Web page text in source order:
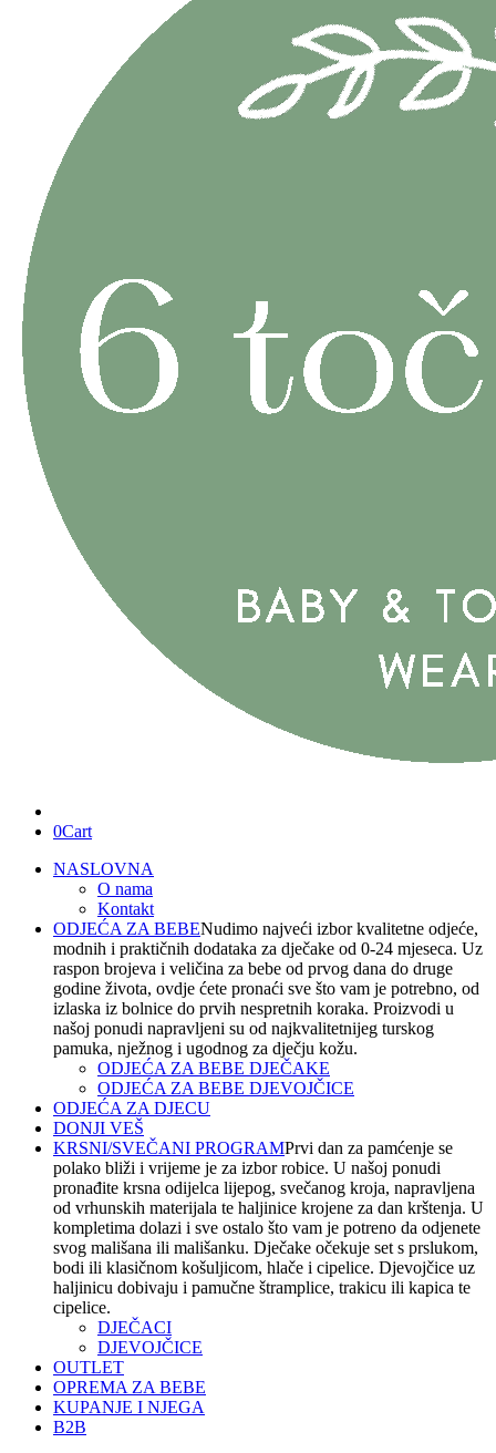
0Cart
NASLOVNA
O nama
Kontakt
ODJEĆA ZA BEBENudimo najveći izbor kvalitetne odjeće,
modnih i praktičnih dodataka za dječake od 0-24 mjeseca. Uz
raspon brojeva i veličina za bebe od prvog dana do druge
godine života, ovdje ćete pronaći sve što vam je potrebno, od
izlaska iz bolnice do prvih nespretnih koraka. Proizvodi u
našoj ponudi napravljeni su od najkvalitetnijeg turskog
pamuka, nježnog i ugodnog za dječju kožu.
ODJEĆA ZA BEBE DJEČAKE
ODJEĆA ZA BEBE DJEVOJČICE
ODJEĆA ZA DJECU
DONJI VEŠ
KRSNI/SVEČANI PROGRAMPrvi dan za pamćenje se
polako bliži i vrijeme je za izbor robice. U našoj ponudi
pronađite krsna odijelca lijepog, svečanog kroja, napravljena
od vrhunskih materijala te haljinice krojene za dan krštenja. U
kompletima dolazi i sve ostalo što vam je potreno da odjenete
svog mališana ili mališanku. Dječake očekuje set s prslukom,
bodi ili klasičnom košuljicom, hlače i cipelice. Djevojčice uz
haljinicu dobivaju i pamučne štramplice, trakicu ili kapica te
cipelice.
DJEČACI
DJEVOJČICE
OUTLET
OPREMA ZA BEBE
KUPANJE I NJEGA
B2B